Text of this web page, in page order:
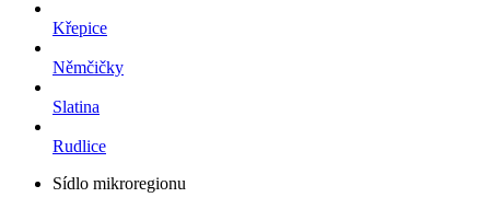
Křepice
Němčičky
Slatina
Rudlice
Sídlo mikroregionu